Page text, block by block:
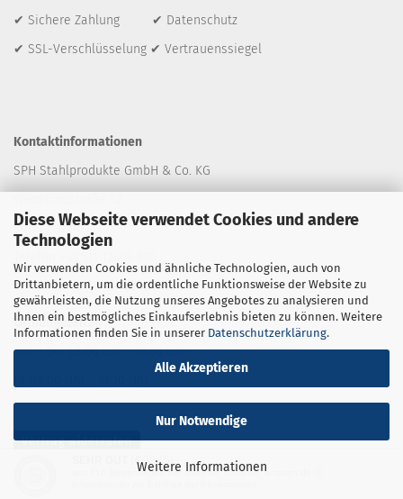
Diese Webseite verwendet Cookies und andere
Technologien
Wir verwenden Cookies und ähnliche Technologien, auch von
Drittanbietern, um die ordentliche Funktionsweise der Website zu
gewährleisten, die Nutzung unseres Angebotes zu analysieren und
Ihnen ein bestmögliches Einkaufserlebnis bieten zu können. Weitere
Informationen finden Sie in unserer Datenschutzerklärung.
Alle Akzeptieren
Nur Notwendige
Weitere Informationen
✔ Sichere Zahlung ✔ Datenschutz
✔ SSL-Verschlüsselung ✔ Vertrauenssiegel
Kontaktinformationen
SPH Stahlprodukte GmbH & Co. KG
30161 Hannover
E-Mail: shop@stahlprodukte.com
Öffnungszeiten
Mo. - Do. 08:00 Uhr - 16:30 Uhr
Vertrag widerrufen
(4.98 / 5)
Bewertungen bei: ebay.de, hood.de, amazon.de ⓘ